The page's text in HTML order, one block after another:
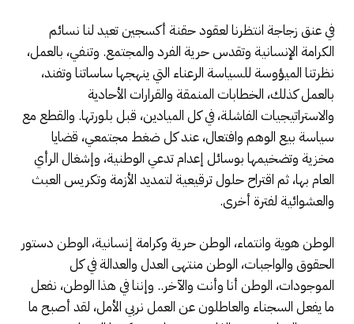
في عنق زجاجة انتظرنا لعقود حقنة أكسجين تعيد لنا نسائم
الكرامة الإنسانية وتقدس حرية الفرد والمجتمع. وتنفي، بالعمل،
نظرتنا الميؤوسة للسياسة الرعناء التي ينهجها ساساتنا وتفند،
بالعمل كذلك، الخطابات المنمقة والقرارات الأحادية
والاستراتيجيات الفاشلة، في كل الميادين، قبل بلورتها. والقطع مع
سياسة بيع الوهم وافتعال، عند كل ضغط مجتمعي، قضايا
مخزية وتضخيمها بوسائل إعدام تدعي الوطنية، وإشغال الرأي
العام بها، ثم اقتراح حلول ترقيعية لتمديد الأزمة وتكريس العبث
والعشوائية لفترة أخرى.
الوطن هوية وانتماء، الوطن حرية وكرامة إنسانية، الوطن دستور
الحقوق والواجبات، الوطن منتهى العدل والعدالة في كل
الموجودات، الوطن أنا وأنت والآخر.. وإننا في هذا الوطن، نفعل
ما يفعل السجناء والعاطلون عن العمل نربي الأمل، لقد أصبح ما